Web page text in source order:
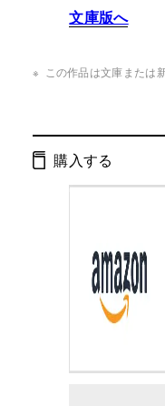
ISBN：
文庫版へ
この作品は文庫または
購入する